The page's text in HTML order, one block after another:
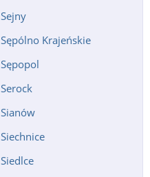
Sejny
Sępólno Krajeńskie
Sępopol
Serock
Sianów
Siechnice
Siedlce